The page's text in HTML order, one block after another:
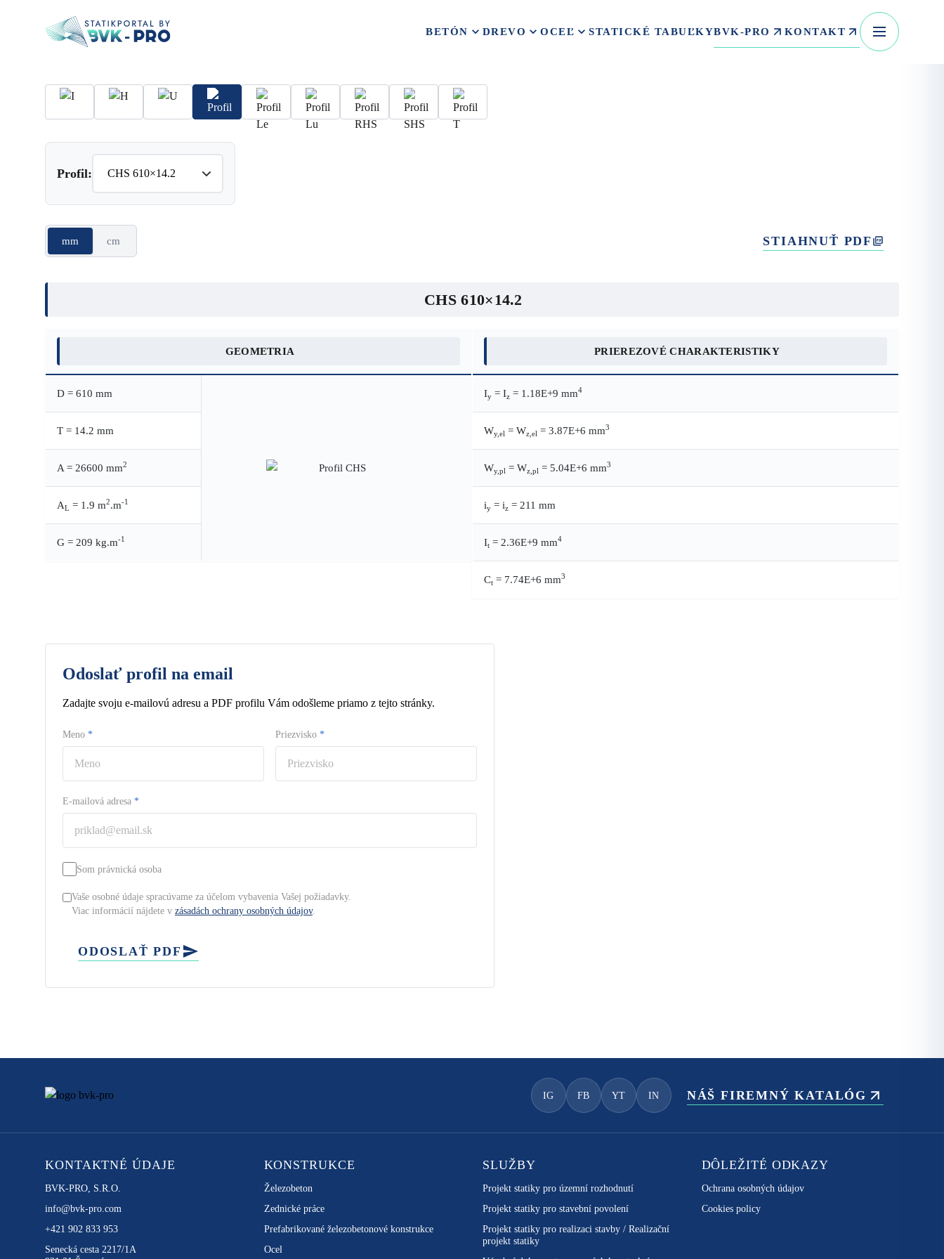
BETÓN DREVO OCEĽ STATICKÉ TABUĽKYBVK-PRO KONTAKT
Profil:
mm cm STIAHNUŤ PDF
CHS 610×14.2
GEOMETRIA
D = 610 mm
T = 14.2 mm
A = 26600 mm2
AL = 1.9 m2.m-1
G = 209 kg.m-1
PRIEREZOVÉ CHARAKTERISTIKY
Iy = Iz = 1.18E+9 mm4
Wy,el = Wz,el = 3.87E+6 mm3
Wy,pl = Wz,pl = 5.04E+6 mm3
iy = iz = 211 mm
It = 2.36E+9 mm4
Ct = 7.74E+6 mm3
Odoslať profil na email
Zadajte svoju e-mailovú adresu a PDF profilu Vám odošleme priamo z tejto stránky.
Meno * Priezvisko *
E-mailová adresa *
Som právnická osoba
Vaše osobné údaje spracúvame za účelom vybavenia Vašej požiadavky.
Viac informácií nájdete v zásadách ochrany osobných údajov.
ODOSLAŤ PDF
IG FB YT IN NÁŠ FIREMNÝ KATALÓG
KONTAKTNÉ ÚDAJE
BVK-PRO, S.R.O.
info@bvk-pro.com
+421 902 833 953
Senecká cesta 2217/1A
KONSTRUKCE
Železobeton
Zednické práce
Prefabrikované železobetonové konstrukce
Ocel
SLUŽBY
Projekt statiky pro územní rozhodnutí
Projekt statiky pro stavební povolení
Projekt statiky pro realizaci stavby / Realizační
projekt statiky
DÔLEŽITÉ ODKAZY
Ochrana osobných údajov
Cookies policy